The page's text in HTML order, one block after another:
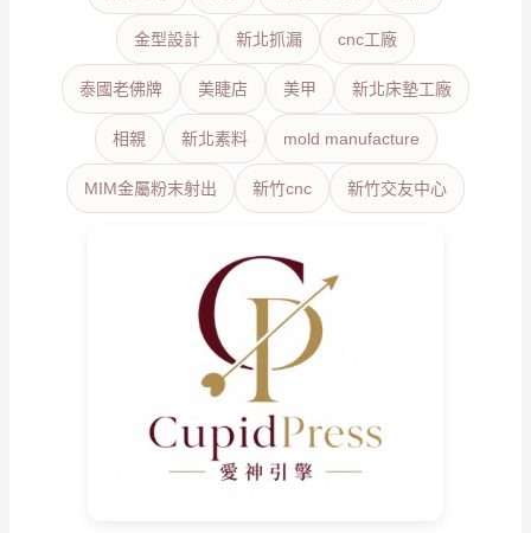
金型設計 新北抓漏 cnc工廠
泰國老佛牌 美睫店 美甲 新北床墊工廠
相親 新北素料 mold manufacture
MIM金屬粉末射出 新竹cnc 新竹交友中心